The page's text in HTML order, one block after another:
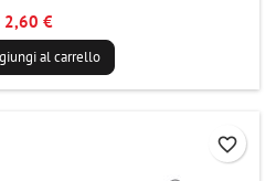
2,60 €
al carrello
favorite_border